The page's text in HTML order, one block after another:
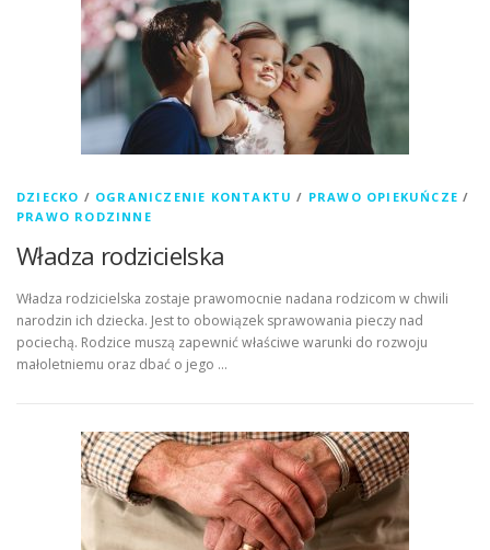
DZIECKO / OGRANICZENIE KONTAKTU / PRAWO OPIEKUŃCZE /
PRAWO RODZINNE
Władza rodzicielska
Władza rodzicielska zostaje prawomocnie nadana rodzicom w chwili
narodzin ich dziecka. Jest to obowiązek sprawowania pieczy nad
pociechą. Rodzice muszą zapewnić właściwe warunki do rozwoju
małoletniemu oraz dbać o jego …